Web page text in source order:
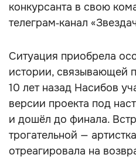
конкурсанта в свою
телеграм‑канал
Ситуация приобрела
истории, связывающей
10 лет назад Насибов
версии проекта под
и дошёл до финала.
трогательной —
отреагировала на